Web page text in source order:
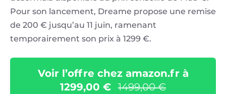
Pour son lancement, Dreame propose une remise
de 200 € jusqu’au 11 juin, ramenant
temporairement son prix à 1299 €.
Voir l’offre chez amazon.fr à
1299,00 € 1499,00 €